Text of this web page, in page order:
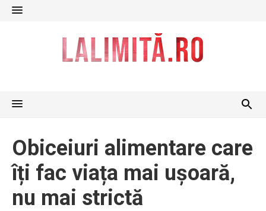
Skip
Obiceiuri alimentare care
îți fac viața mai ușoară,
nu mai strictă